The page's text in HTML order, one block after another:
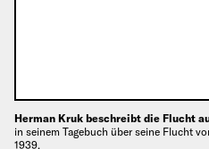
Herman Kruk beschreibt die Flucht
in seinem Tagebuch über seine Flucht
1939.